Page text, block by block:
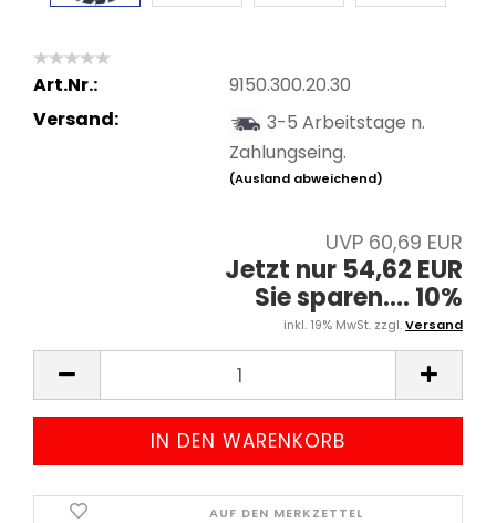
Art.Nr.:
9150.300.20.30
Versand:
3-5 Arbeitstage n.
Zahlungseing.
(Ausland abweichend)
UVP 60,69 EUR
Jetzt nur 54,62 EUR
Sie sparen.... 10%
inkl. 19% MwSt. zzgl.Versand
AUF DEN MERKZETTEL